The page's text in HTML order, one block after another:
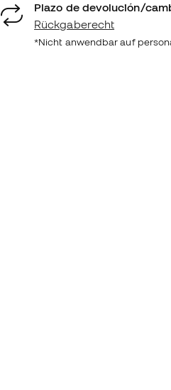
Plazo de devolución/
Rückgaberecht
*Nicht anwendbar auf